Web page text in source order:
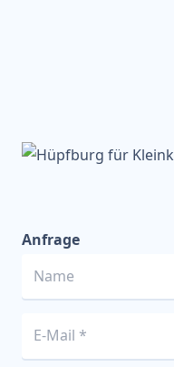
Anfrage